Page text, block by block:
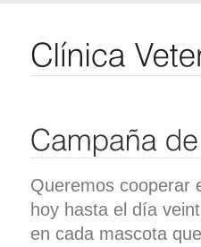
Queremos cooperar
hoy hasta el día
en cada mascota